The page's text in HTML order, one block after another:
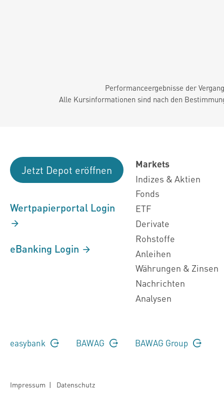
Performanceergebnisse der
Alle Kursinformationen sind nach den
Jetzt Depot eröffnen
Wertpapierportal Login
eBanking Login
Markets
Indizes & Aktien
Fonds
ETF
Derivate
Rohstoffe
Anleihen
Währungen & Zinsen
Nachrichten
Analysen
easybank BAWAG BAWAG Group
Impressum | Datenschutz